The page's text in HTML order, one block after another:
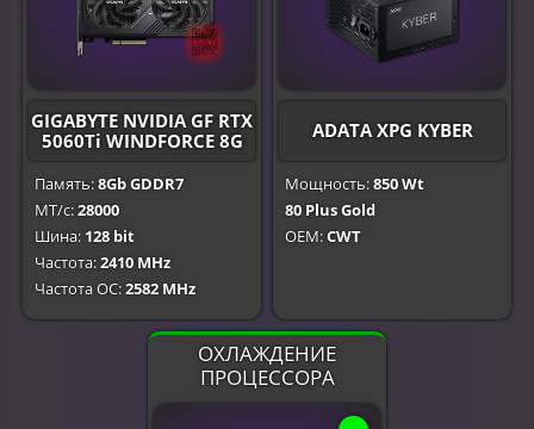
GIGABYTE NVIDIA GF RTX
5060Ti WINDFORCE 8G
Память:8Gb GDDR7
МТ/с:28000
Шина: 128 bit
Частота:2410 MHz
Частота OC:2582 MHz
ADATA XPG KYBER
Мощность:850 Wt
80 Plus Gold
OEM:CWT
ОХЛАЖДЕНИЕ
ПРОЦЕССОРА